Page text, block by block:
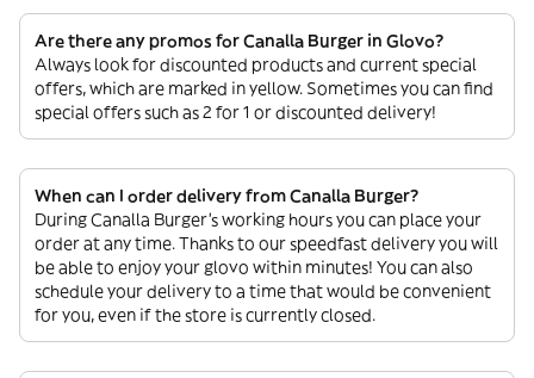
Are there any promos for Canalla Burger in Glovo?
Always look for discounted products and current special
offers, which are marked in yellow. Sometimes you can find
special offers such as 2 for 1 or discounted delivery!
When can I order delivery from Canalla Burger?
During Canalla Burger’s working hours you can place your
order at any time. Thanks to our speedfast delivery you will
be able to enjoy your glovo within minutes! You can also
schedule your delivery to a time that would be convenient
for you, even if the store is currently closed.